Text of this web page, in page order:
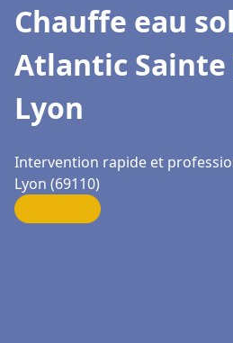
Chauffe eau
Atlantic Sainte
Lyon
Intervention rapide et
Lyon (69110)